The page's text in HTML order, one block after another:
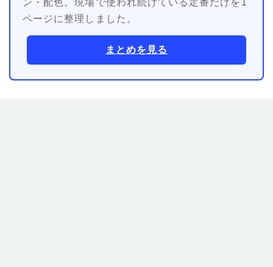
ン・配色。現場で使われ続けている定番だけを1
ページに整理しました。
まとめを見る